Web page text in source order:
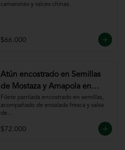
camarones y raíces chinas.
$66.000
Atún encostrado en Semillas
de Mostaza y Amapola en
salsa de ajillo
Filete parrilada encostrado en semillas,
acompañado de ensalada fresca y salsa
de
$72.000